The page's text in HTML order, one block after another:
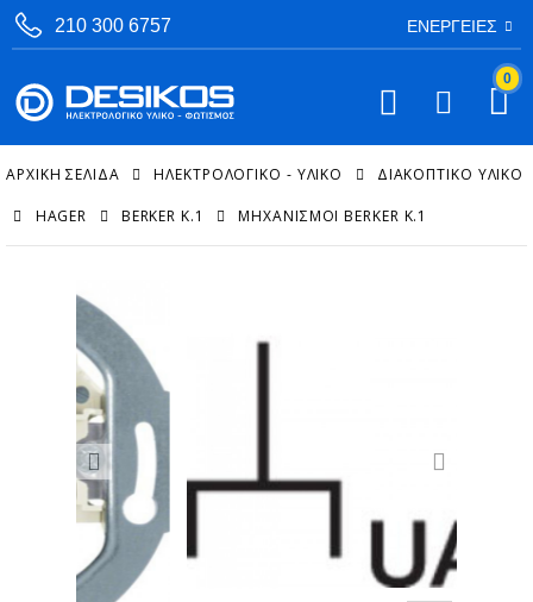
210 300 6757 ΕΝΈΡΓΕΙΕΣ
0
ΑΡΧΙΚΉ ΣΕΛΊΔΑ ΗΛΕΚΤΡΟΛΟΓΙΚΟ - ΥΛΙΚΟ ΔΙΑΚΟΠΤΙΚΌ ΥΛΙΚΌ
HAGER BERKER K.1 ΜΗΧΑΝΙΣΜΟΊ BERKER K.1